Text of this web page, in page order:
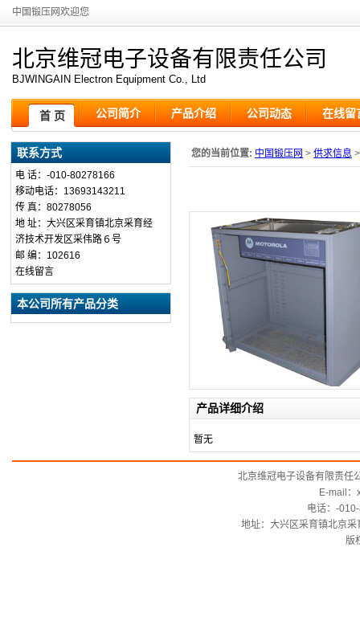
中国锻压网欢迎您
北京维冠电子设备有限责任公司
BJWINGAIN Electron Equipment Co., Ltd
首 页 公司简介 产品介绍 公司动态 在线留
联系方式
电 话：-010-80278166
移动电话：13693143211
传 真：80278056
地 址：大兴区采育镇北京采育经
济技术开发区采伟路６号
邮 编：102616
在线留言
本公司所有产品分类
您的当前位置: 中国锻压网 > 供求信息
产品详细介绍
暂无
北京维冠电子设备有限责任
E-mail
电话：-
地址：大兴区采育镇北京
版